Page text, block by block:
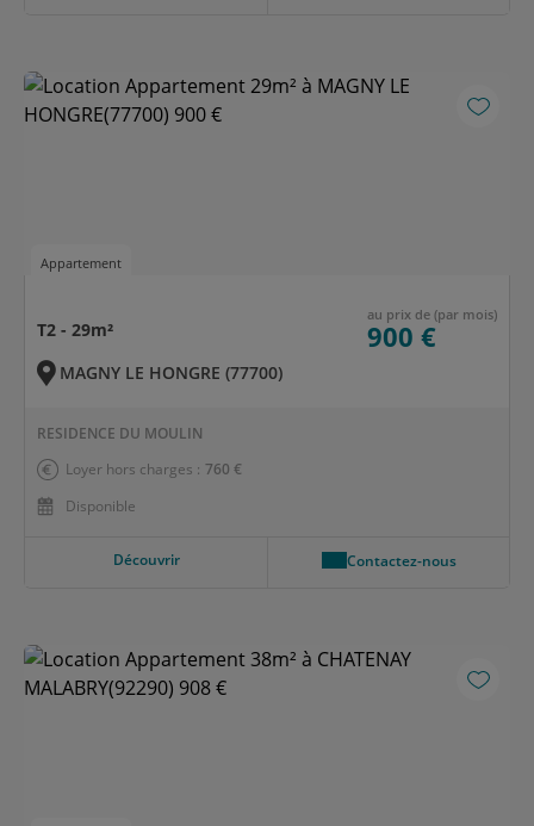
Appartement
T2 - 29m²
au prix de (par mois)
900 €
MAGNY LE HONGRE (77700)
RESIDENCE DU MOULIN
Loyer hors charges : 760 €
Disponible
Découvrir Contactez-nous